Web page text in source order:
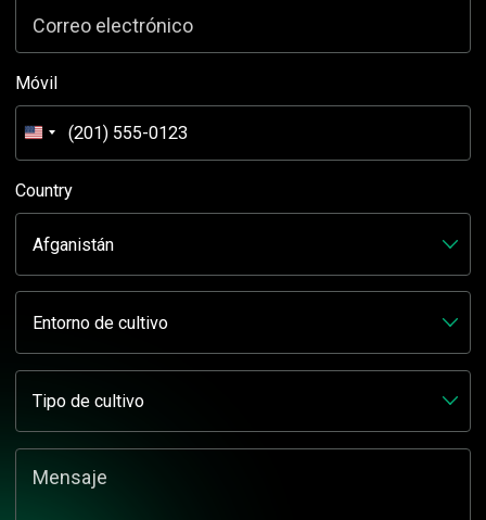
Correo electrónico
Móvil
Estados
Unidos
+1
Country
Mensaje